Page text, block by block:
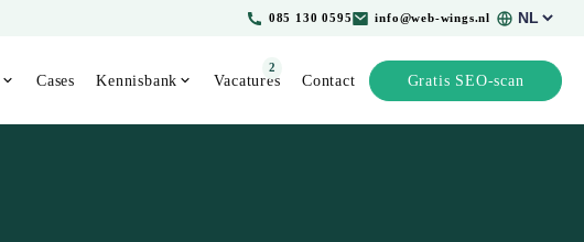
085 130 0595 info@web-wings.nl
Kies
taal
Cases Kennisbank Vacatures
2
Contact Gratis SEO-scan